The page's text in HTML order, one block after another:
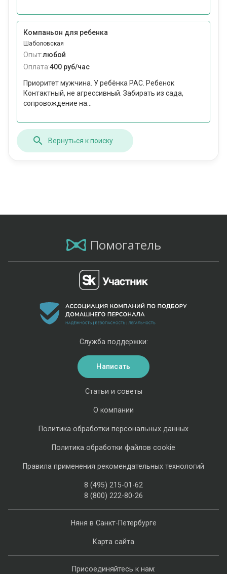
Компаньон для ребенка
Шаболовская
Опыт:любой
Оплата:400 руб/час
Приоритет мужчина. У ребёнка РАС. Ребенок
Контактный, не агрессивный. Забирать из сада,
сопровождение на...
Вернуться к поиску
Помогатель
Няня в Санкт-Петербурге
Карта сайта
Статьи и советы
О компании
Политика обработки персональных данных
Политика обработки файлов cookie
Правила применения рекомендательных технологий
8 (495) 215-01-62
8 (800) 222-80-26
Служба поддержки:
Написать
Присоединяйтесь к нам: